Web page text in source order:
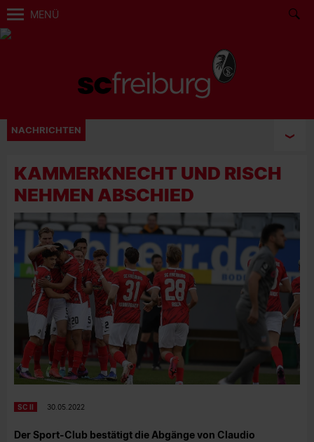
MENÜ
NACHRICHTEN
KAMMERKNECHT UND RISCH
NEHMEN ABSCHIED
SC II 30.05.2022
Der Sport-Club bestätigt die Abgänge von Claudio